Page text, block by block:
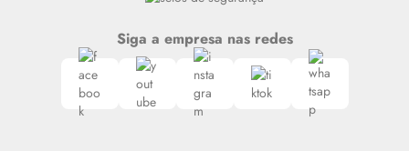
Siga a empresa nas redes